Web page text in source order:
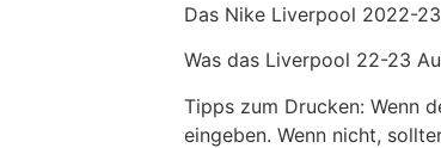
Das Nike Liverpool 2022-
Was das Liverpool 22-23
Tipps zum Drucken: Wenn
eingeben. Wenn nicht,